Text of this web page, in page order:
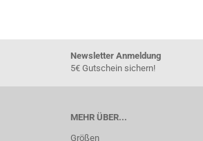
Newsletter Anmeldung
5€ Gutschein sichern!
MEHR ÜBER...
Größen